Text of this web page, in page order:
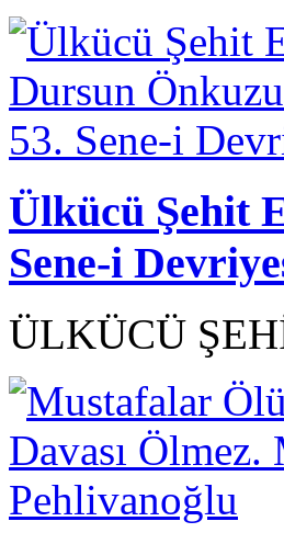
Ülkücü Şehit
Sene-i
ÜLKÜCÜ